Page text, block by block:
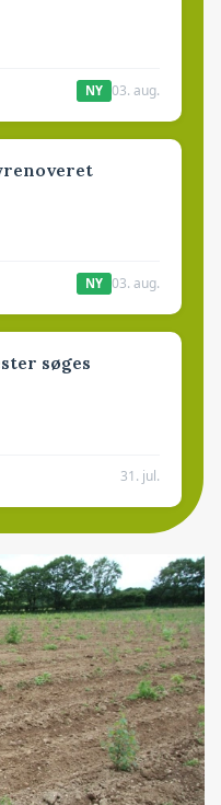
NY 03. aug.
NY 03. aug.
søges
31. jul.